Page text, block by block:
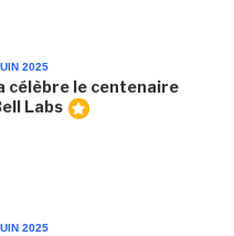
2025
célèbre le centenaire
Labs
2025